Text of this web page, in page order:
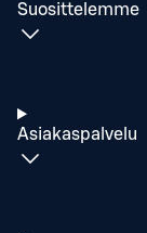
Suosittelemme
Asiakaspalvelu